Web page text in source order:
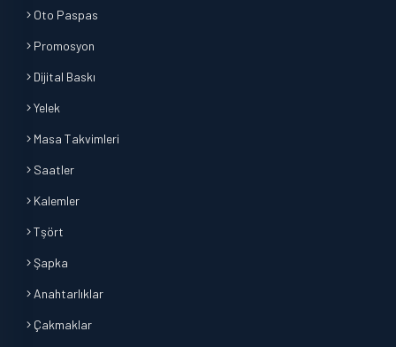
Oto Paspas
Promosyon
Dijital Baskı
Yelek
Masa Takvimleri
Saatler
Kalemler
Tşört
Şapka
Anahtarlıklar
Çakmaklar